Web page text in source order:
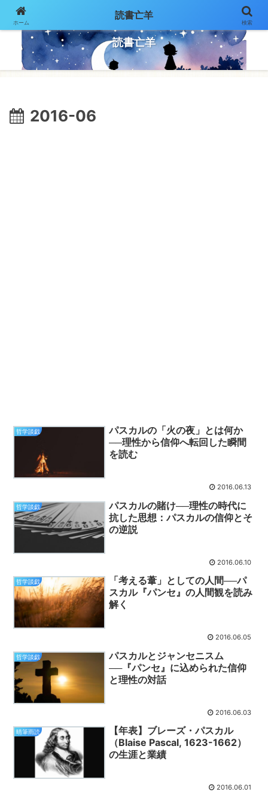
読書亡羊
2016-06
哲学談戯
パスカルの「火の夜」とは何か
──理性から信仰へ転回した瞬間
を読む
2016.06.13
哲学談戯
パスカルの賭け──理性の時代に
抗した思想：パスカルの信仰とそ
の逆説
2016.06.10
哲学談戯
「考える葦」としての人間──パ
スカル『パンセ』の人間観を読み
解く
2016.06.05
哲学談戯
パスカルとジャンセニスム
──『パンセ』に込められた信仰
と理性の対話
2016.06.03
晴筆雨読
【年表】ブレーズ・パスカル
（Blaise Pascal, 1623-1662）
の生涯と業績
2016.06.01
ホーム
読書亡羊
検索